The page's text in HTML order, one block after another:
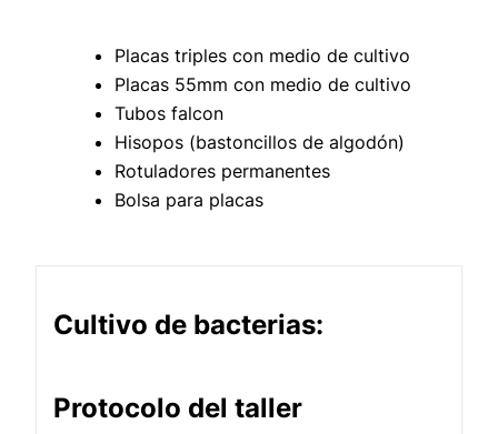
Placas triples con medio de cultivo
Placas 55mm con medio de cultivo
Tubos falcon
Hisopos (bastoncillos de algodón)
Rotuladores permanentes
Bolsa para placas
Cultivo de bacterias:
Protocolo del taller